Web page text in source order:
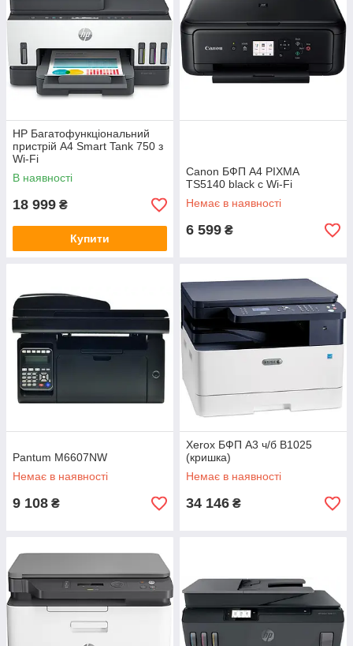
HP Багатофункціональний
пристрій A4 Smart Tank 750 з
Wi-Fi
В наявності
18 999 ₴
Купити
Canon БФП А4 PIXMA
TS5140 black c Wi-Fi
Немає в наявності
6 599 ₴
Pantum M6607NW
Немає в наявності
9 108 ₴
Xerox БФП A3 ч/б B1025
(кришка)
Немає в наявності
34 146 ₴